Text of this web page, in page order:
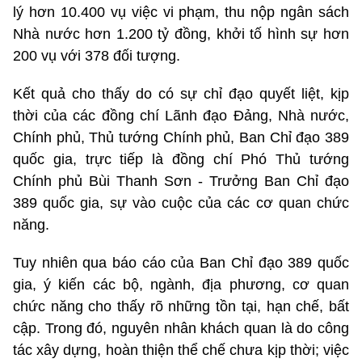
lý hơn 10.400 vụ việc vi phạm, thu nộp ngân sách
Nhà nước hơn 1.200 tỷ đồng, khởi tố hình sự hơn
200 vụ với 378 đối tượng.
Kết quả cho thấy do có sự chỉ đạo quyết liệt, kịp
thời của các đồng chí Lãnh đạo Đảng, Nhà nước,
Chính phủ, Thủ tướng Chính phủ, Ban Chỉ đạo 389
quốc gia, trực tiếp là đồng chí Phó Thủ tướng
Chính phủ Bùi Thanh Sơn - Trưởng Ban Chỉ đạo
389 quốc gia, sự vào cuộc của các cơ quan chức
năng.
Tuy nhiên qua báo cáo của Ban Chỉ đạo 389 quốc
gia, ý kiến các bộ, ngành, địa phương, cơ quan
chức năng cho thấy rõ những tồn tại, hạn chế, bất
cập. Trong đó, nguyên nhân khách quan là do công
tác xây dựng, hoàn thiện thể chế chưa kịp thời; việc